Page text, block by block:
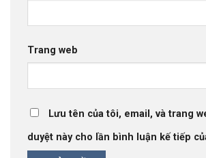
Trang web
Lưu tên của tôi, email, và trang
duyệt này cho lần bình luận kế tiếp